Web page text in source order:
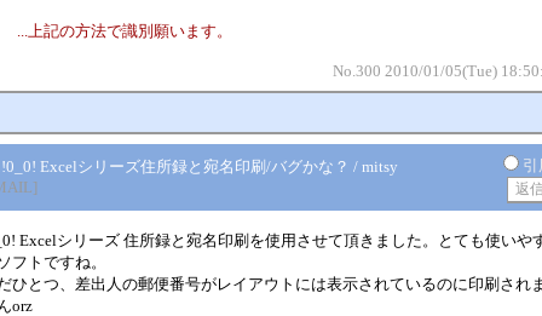
...上記の方法で識別願います。
No.300 2010/01/05(Tue)
Excelシリーズ住所録と宛名印刷/バグかな？ / mitsy
引
Excelシリーズ 住所録と宛名印刷を使用させて頂きました。とても使いや
フトですね。
ひとつ、差出人の郵便番号がレイアウトには表示されているのに印刷されま
orz